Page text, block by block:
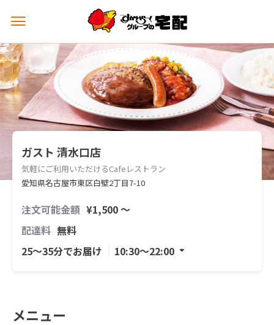
メ
ュ
ー
を
開
く
ガスト 清水口店
気軽にご利用いただけるCafeレストラン
愛知県名古屋市東区白壁2丁目7-10
注文可能金額 ¥1,500 〜
配達料 無料
25〜35分でお届け
10:30〜22:00
メニュー